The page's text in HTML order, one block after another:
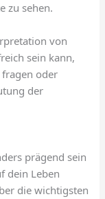
zu sehen.
von
sein kann,
oder
der
prägend sein
dein Leben
die wichtigsten